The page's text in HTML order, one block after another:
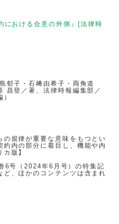
における合意の外側』(法律時
郁子・石﨑由希子・両角道
昌登／著、法律時報編集部／
規律が重要な意味をもつとい
約内の部分に着目し、機能や内
版】
6号（2024年6月号）の特集記
、ほかのコンテンツは含まれ